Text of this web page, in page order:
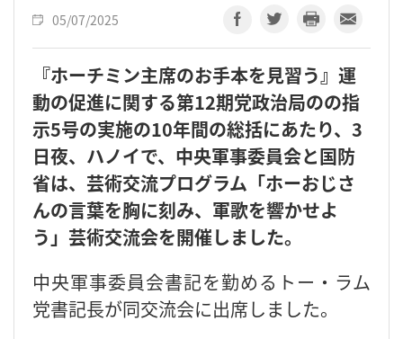
05/07/2025
『ホーチミン主席のお手本を見習う』運
動の促進に関する第12期党政治局のの指
示5号の実施の10年間の総括にあたり、3
日夜、ハノイで、中央軍事委員会と国防
省は、芸術交流プログラム「ホーおじさ
んの言葉を胸に刻み、軍歌を響かせよ
う」芸術交流会を開催しました。
中央軍事委員会書記を勤めるトー・ラム
党書記長が同交流会に出席しました。